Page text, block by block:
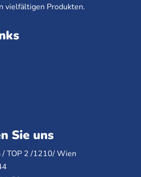
vielfältigen Produkten.
Sie uns
/TOP 2 /1210/ Wien